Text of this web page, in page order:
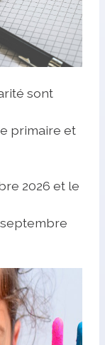
sont
primaire et
2026 et le